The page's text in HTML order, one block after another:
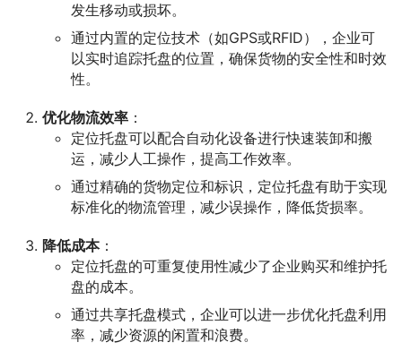
发生移动或损坏。
通过内置的定位技术（如GPS或RFID），企业可
以实时追踪托盘的位置，确保货物的安全性和时效
性。
优化物流效率 ：
定位托盘可以配合自动化设备进行快速装卸和搬
运，减少人工操作，提高工作效率。
通过精确的货物定位和标识，定位托盘有助于实现
标准化的物流管理，减少误操作，降低货损率。
降低成本：
定位托盘的可重复使用性减少了企业购买和维护托
盘的成本。
通过共享托盘模式，企业可以进一步优化托盘利用
率，减少资源的闲置和浪费。